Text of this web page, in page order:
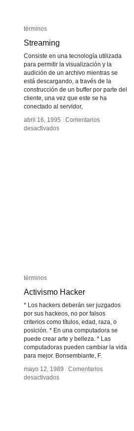
términos
Streaming
Consiste en una tecnología utilizada
para permitir la visualización y la
audición de un archivo mientras se
está descargando, a través de la
construcción de un buffer por parte del
cliente, una vez que este se ha
conectado al servidor,
abril 16, 1995 / Comentarios
desactivadosen
términos
Streaming
abril 16, 1995 / Comentarios
desactivadosen
términos
Activismo Hacker
* Los hackers deberán ser juzgados
por sus hackeos, no por falsos
criterios como títulos, edad, raza, o
posición. * En una computadora se
puede crear arte y belleza. * Las
computadoras pueden cambiar la vida
para mejor. Bonsembiante, F.
mayo 12, 1989 / Comentarios
desactivadosen
términos
Activismo Hacker
mayo 12, 1989 / Comentarios
desactivadosen